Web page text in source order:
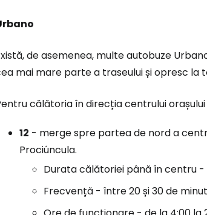
de asemenea, multe autobuze
mai mare parte a traseului și opresc la
călătoria în direcția centrului
12 - merge spre partea de nord a
Prociúncula.
Durata călătoriei până în centru -
Frecvență - între 20 și 30 de